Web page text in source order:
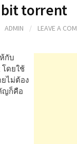
torrent
ADMIN / LEAVE A
กับ
โดยใช้
ยไม่ต้อง
ญก็คือ